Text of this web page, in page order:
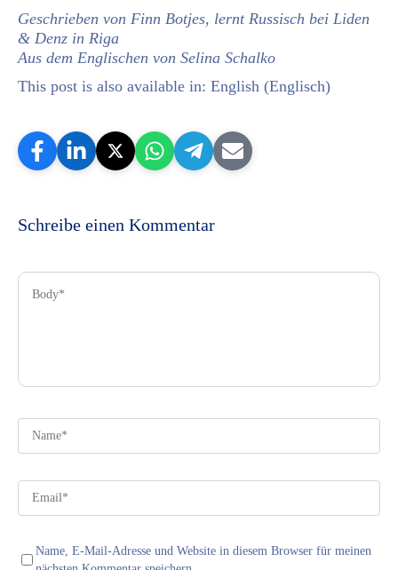
Geschrieben von Finn Botjes, lernt Russisch bei Liden
& Denz in Riga
Aus dem Englischen von Selina Schalko
This post is also available in: English (Englisch)
Schreibe einen Kommentar
Name, E-Mail-Adresse und Website in diesem Browser für meinen